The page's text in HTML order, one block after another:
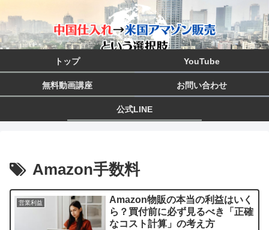
トップ YouTube
無料動画講座 お問い合わせ
公式LINE
Amazon手数料
営業利益
Amazon物販の本当の利益はいく
ら？買付前に必ず見るべき「正確
なコスト計算」の考え方